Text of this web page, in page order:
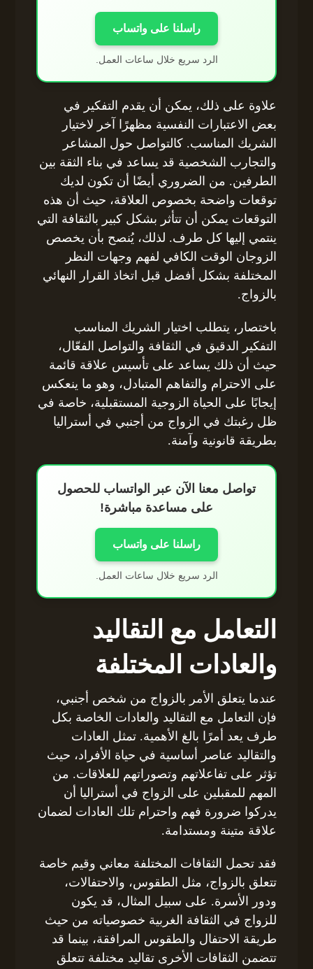
راسلنا على واتساب
الرد سريع خلال ساعات العمل.
علاوة على ذلك، يمكن أن يقدم التفكير في
بعض الاعتبارات النفسية مظهرًا آخر لاختيار
الشريك المناسب. كالتواصل حول المشاعر
والتجارب الشخصية قد يساعد في بناء الثقة بين
الطرفين. من الضروري أيضًا أن تكون لديك
توقعات واضحة بخصوص العلاقة، حيث أن هذه
التوقعات يمكن أن تتأثر بشكل كبير بالثقافة التي
ينتمي إليها كل طرف. لذلك، يُنصح بأن يخصص
الزوجان الوقت الكافي لفهم وجهات النظر
المختلفة بشكل أفضل قبل اتخاذ القرار النهائي
بالزواج.
باختصار، يتطلب اختيار الشريك المناسب
التفكير الدقيق في الثقافة والتواصل الفعّال،
حيث أن ذلك يساعد على تأسيس علاقة قائمة
على الاحترام والتفاهم المتبادل، وهو ما ينعكس
إيجابًا على الحياة الزوجية المستقبلية، خاصة في
ظل رغبتك في الزواج من أجنبي في أستراليا
بطريقة قانونية وآمنة.
تواصل معنا الآن عبر الواتساب للحصول
على مساعدة مباشرة!
راسلنا على واتساب
الرد سريع خلال ساعات العمل.
التعامل مع التقاليد
والعادات المختلفة
عندما يتعلق الأمر بالزواج من شخص أجنبي،
فإن التعامل مع التقاليد والعادات الخاصة بكل
طرف يعد أمرًا بالغ الأهمية. تمثل العادات
والتقاليد عناصر أساسية في حياة الأفراد، حيث
تؤثر على تفاعلاتهم وتصوراتهم للعلاقات. من
المهم للمقبلين على الزواج في أستراليا أن
يدركوا ضرورة فهم واحترام تلك العادات لضمان
علاقة متينة ومستدامة.
فقد تحمل الثقافات المختلفة معاني وقيم خاصة
تتعلق بالزواج، مثل الطقوس، والاحتفالات،
ودور الأسرة. على سبيل المثال، قد يكون
للزواج في الثقافة الغربية خصوصياته من حيث
طريقة الاحتفال والطقوس المرافقة، بينما قد
تتضمن الثقافات الأخرى تقاليد مختلفة تتعلق